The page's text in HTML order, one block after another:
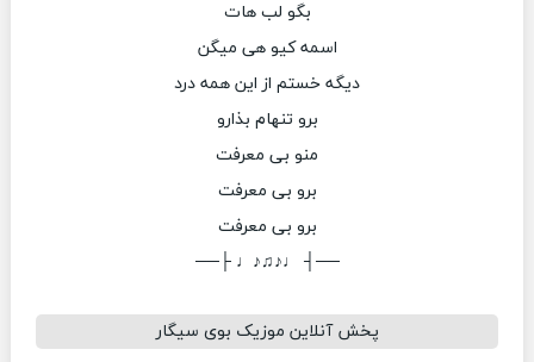
بگو لب هات
اسمه کیو هی میگن
دیگه خستم از این همه درد
برو تنهام بذارو
منو بی معرفت
برو بی معرفت
برو بی معرفت
──┤ ♩♪♫♪♩ ├──
پخش آنلاین موزیک بوی سیگار